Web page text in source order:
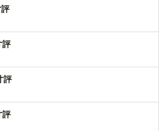
評
評
評